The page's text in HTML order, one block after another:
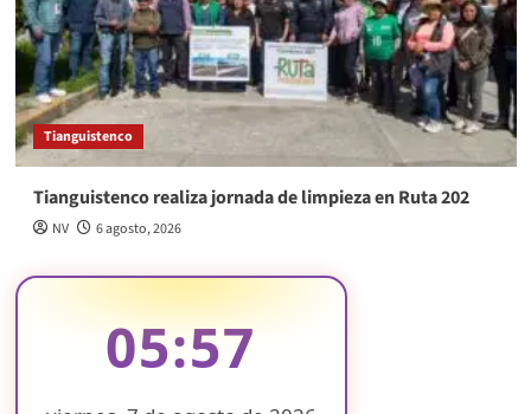
Tianguistenco
Tianguistenco realiza jornada de limpieza en Ruta 202
NV 6 agosto, 2026
05:57